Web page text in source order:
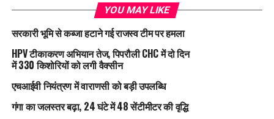
YOU MAY LIKE
सरकारी भूमि से कब्जा हटाने गई राजस्व टीम पर हमला
HPV टीकाकरण अभियान तेज, पिपरौली CHC में दो दिन
में 330 किशोरियों को लगी वैक्सीन
एचआईवी नियंत्रण में वाराणसी को बड़ी उपलब्धि
गंगा का जलस्तर बढ़ा, 24 घंटे में 48 सेंटीमीटर की वृद्धि